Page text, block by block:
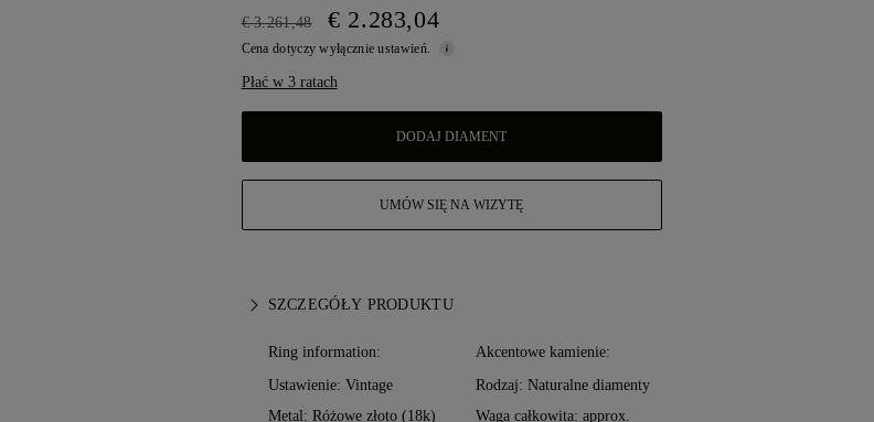
€ 3.261,48 € 2.283,04
Cena dotyczy wyłącznie ustawień.
Płać w 3 ratach
DODAJ DIAMENT
UMÓW SIĘ NA WIZYTĘ
SZCZEGÓŁY PRODUKTU
Ring information:
Ustawienie: Vintage
Metal: Różowe złoto (18k)
Akcentowe kamienie:
Rodzaj: Naturalne diamenty
Waga całkowita: approx.